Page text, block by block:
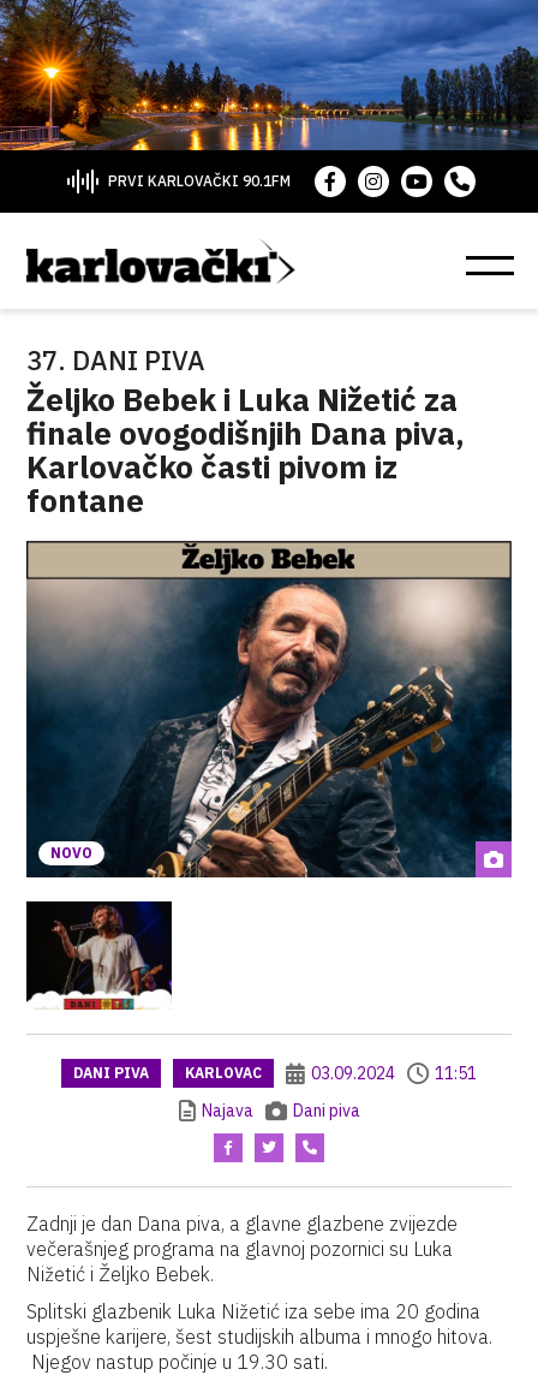
PRVI KARLOVAČKI 90.1FM
37. DANI PIVA
Željko Bebek i Luka Nižetić za
finale ovogodišnjih Dana piva,
Karlovačko časti pivom iz
fontane
NOVO
DANI PIVA KARLOVAC 03.09.2024
11:51
Najava
Dani piva
Zadnji je dan Dana piva, a glavne glazbene zvijezde
večerašnjeg programa na glavnoj pozornici su Luka
Nižetić i Željko Bebek.
Splitski glazbenik Luka Nižetić iza sebe ima 20 godina
uspješne karijere, šest studijskih albuma i mnogo hitova.
Njegov nastup počinje u 19.30 sati.